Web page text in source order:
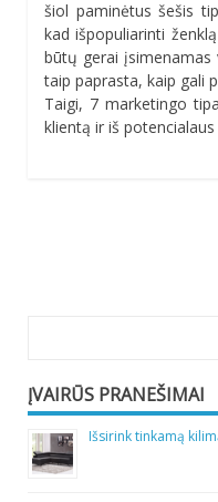
šiol paminėtus šešis
kad išpopuliarinti
būtų gerai
taip paprasta, kaip gali
Taigi, 7 marketingo
klientą ir iš
ĮVAIRŪS PRANEŠIMAI
Išsirink tinkamą